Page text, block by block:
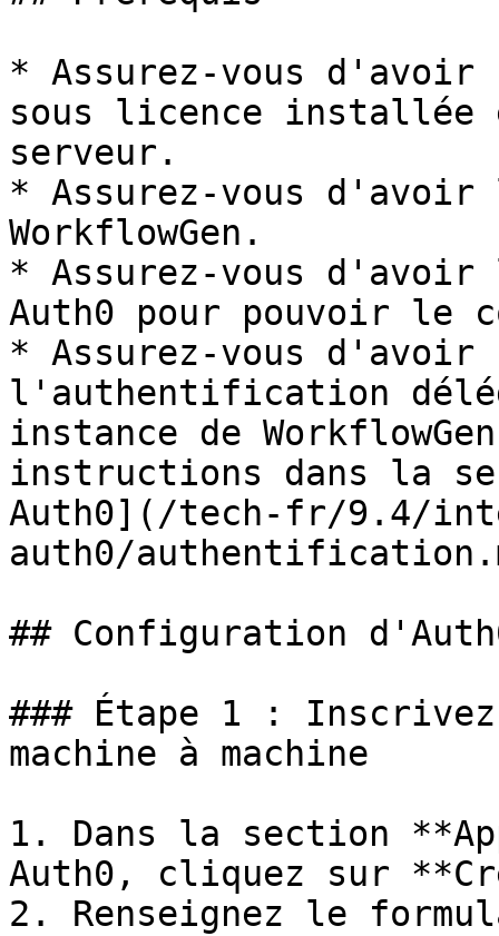
* Assurez-vous d'avoir
sous licence installée
serveur.
* Assurez-vous
WorkflowGen.
* Assurez-vous
Auth0 pour pouvoir le
* Assurez-vous d'avoir
l'authentification
instance de
instructions dans la
Auth0](/tech-fr/9.4/
auth0/
## Configuration
### Étape 1 :
machine à machine
1. Dans la section
Auth0, cliquez sur
2. Renseignez le